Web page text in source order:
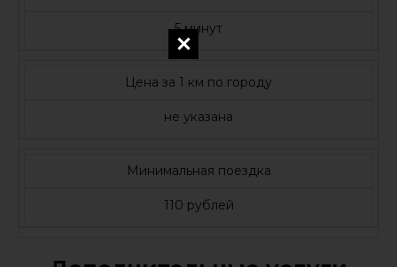
5 минут
Цена за 1 км по городу
не указана
Минимальная поездка
110 рублей